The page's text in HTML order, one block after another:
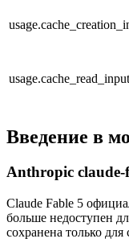
Введение в
Anthropic claude-
Claude Fable 5
больше недоступен
сохранена только для